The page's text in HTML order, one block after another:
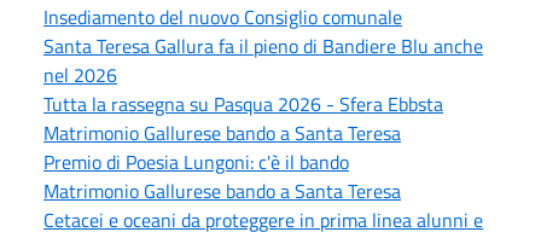
Insediamento del nuovo Consiglio comunale
Santa Teresa Gallura fa il pieno di Bandiere Blu anche
nel 2026
Tutta la rassegna su Pasqua 2026 - Sfera Ebbsta
Matrimonio Gallurese bando a Santa Teresa
Premio di Poesia Lungoni: c'è il bando
Matrimonio Gallurese bando a Santa Teresa
Cetacei e oceani da proteggere in prima linea alunni e